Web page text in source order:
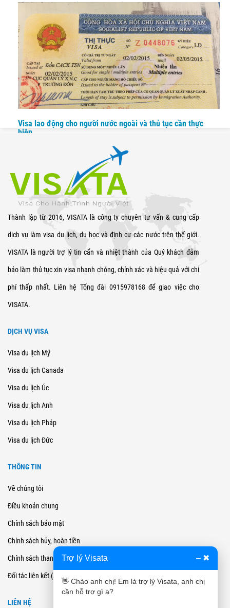
Visa lao động thời vụ - Thông tin cập nhật và quy trình thực
hiện
Visa lao động cho người nước ngoài và thủ tục cần thực
hiện.
Thành lập từ 2016, VISATA là công ty chuyên tư vấn & cung cấp
dịch vụ làm visa du lịch, du học và định cư các nước trên thế giới.
VISATA là người trợ lý tin cẩn và nhiệt thành của Quý khách đảm
bảo làm thủ tục xin visa nhanh chóng, chính xác và hiệu quả với chi
phí thấp nhất. Liên hệ Tổng đài 0915978168 để giao việc cho
VISATA.
DỊCH VỤ VISA
Visa du lịch Mỹ
Visa du lịch Canada
Visa du lịch Úc
Visa du lịch Anh
Visa du lịch Pháp
Visa du lịch Đức
THÔNG TIN
Về chúng tôi
Điều khoản chung
Chính sách bảo mật
Chính sách hủy, hoàn tiền
Chính sách thanh toán
Đối tác liên kết (Affiliate)
LIÊN HỆ
Trợ lý Visata – ✖
👋 Chào anh chị! Em là trợ lý Visata, anh chị
cần hỗ trợ gì ạ?